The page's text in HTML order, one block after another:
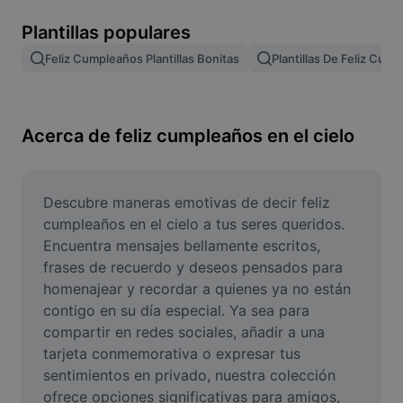
Image merge
Resize Image
Meme Generator
AI Text Remover
AI People Remover
AI Inpainting
Face Cutout
Plantillas populares
Feliz Cumpleaños Plantillas Bonitas Plantillas De Feliz
Acerca de feliz cumpleaños en el cielo
Descubre maneras emotivas de decir feliz
cumpleaños en el cielo a tus seres queridos.
Encuentra mensajes bellamente escritos,
frases de recuerdo y deseos pensados para
homenajear y recordar a quienes ya no están
contigo en su día especial. Ya sea para
compartir en redes sociales, añadir a una
tarjeta conmemorativa o expresar tus
sentimientos en privado, nuestra colección
ofrece opciones significativas para amigos,